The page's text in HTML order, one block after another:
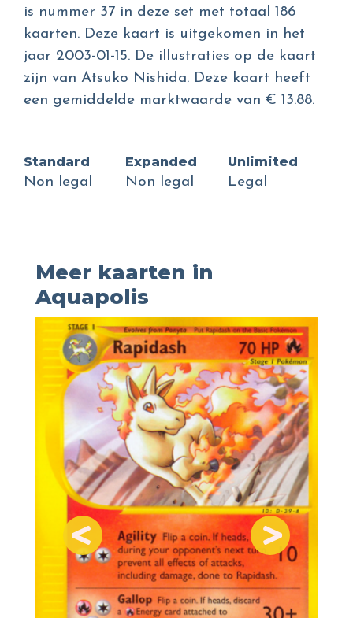
is nummer 37 in deze set met totaal 186
kaarten. Deze kaart is uitgekomen in het
jaar 2003-01-15. De illustraties op de kaart
zijn van Atsuko Nishida. Deze kaart heeft
een gemiddelde marktwaarde van € 13.88.
Standard
Non legal
Expanded
Non legal
Unlimited
Legal
Meer kaarten in
Aquapolis